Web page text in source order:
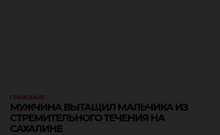
ГРАЖДАНЕ
МУЖЧИНА ВЫТАЩИЛ МАЛЬЧИКА ИЗ
СТРЕМИТЕЛЬНОГО ТЕЧЕНИЯ НА
САХАЛИНЕ